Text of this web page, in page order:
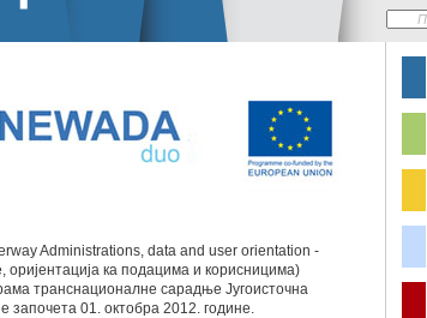
Administrations, data and user orientation -
оријентација ка подацима и корисницима)
транснационалне сарадње Југоисточна
започета 01. октобра 2012. године.